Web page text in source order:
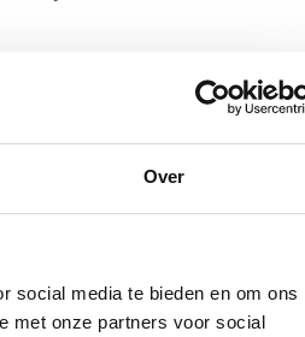
Over
social media te bieden en om ons
met onze partners voor social
klant geen consument is,